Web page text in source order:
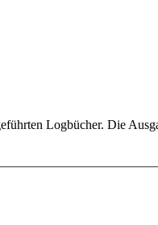
Logbücher. Die